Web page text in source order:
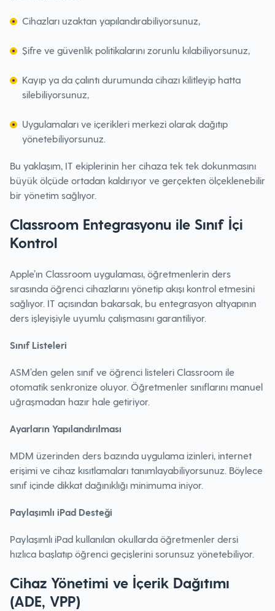
Cihazları uzaktan yapılandırabiliyorsunuz,
Şifre ve güvenlik politikalarını zorunlu kılabiliyorsunuz,
Kayıp ya da çalıntı durumunda cihazı kilitleyip hatta
silebiliyorsunuz,
Uygulamaları ve içerikleri merkezi olarak dağıtıp
yönetebiliyorsunuz.
Bu yaklaşım, IT ekiplerinin her cihaza tek tek dokunmasını
büyük ölçüde ortadan kaldırıyor ve gerçekten ölçeklenebilir
bir yönetim sağlıyor.
Classroom Entegrasyonu ile Sınıf İçi
Kontrol
Apple’ın Classroom uygulaması, öğretmenlerin ders
sırasında öğrenci cihazlarını yönetip akışı kontrol etmesini
sağlıyor. IT açısından bakarsak, bu entegrasyon altyapının
ders işleyişiyle uyumlu çalışmasını garantiliyor.
Sınıf Listeleri
ASM’den gelen sınıf ve öğrenci listeleri Classroom ile
otomatik senkronize oluyor. Öğretmenler sınıflarını manuel
uğraşmadan hazır hale getiriyor.
Ayarların Yapılandırılması
MDM üzerinden ders bazında uygulama izinleri, internet
erişimi ve cihaz kısıtlamaları tanımlayabiliyorsunuz. Böylece
sınıf içinde dikkat dağınıklığı minimuma iniyor.
Paylaşımlı iPad Desteği
Paylaşımlı iPad kullanılan okullarda öğretmenler dersi
hızlıca başlatıp öğrenci geçişlerini sorunsuz yönetebiliyor.
Cihaz Yönetimi ve İçerik Dağıtımı
(ADE, VPP)